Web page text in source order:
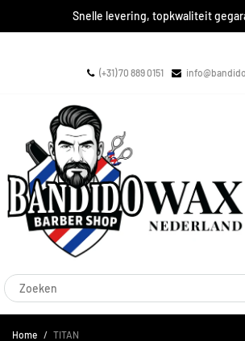
Snelle levering, topkwaliteit
(+31) 70 889 0151
Home TITAN